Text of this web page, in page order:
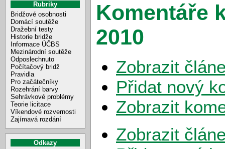
Rubriky
Bridžové osobnosti
Domácí soutěže
Dražební testy
Historie bridže
Informace ÚČBS
Mezinárodní soutěže
Odposlechnuto
Počítačový bridž
Pravidla
Pro začátečníky
Rozehrání barvy
Sehrávkové problémy
Teorie licitace
Víkendové rozvernosti
Zajímavá rozdání
Odkazy
Komentáře
2010
Zobrazit
Přidat nový
Zobrazit
Zobrazit